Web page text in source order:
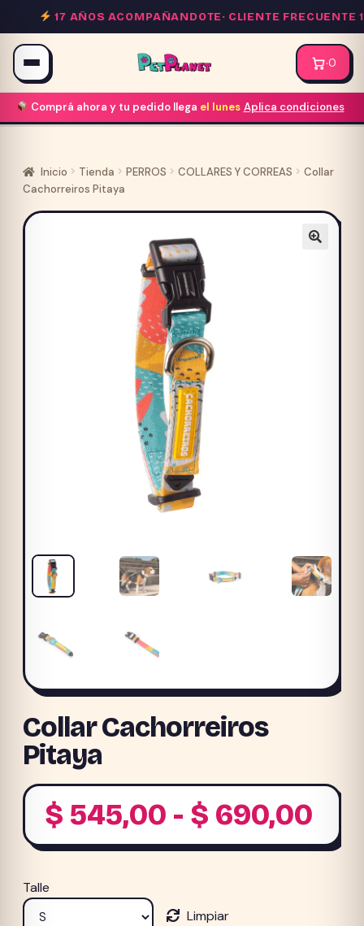
al
contenido
17 AÑOS ACOMPAÑANDOTE·CLIENTE FRECUENTE
·0
Comprá ahora y tu pedido llega el lunes Aplica condiciones
Inicio Tienda PERROS COLLARES Y CORREAS
Collar
Cachorreiros Pitaya
Collar Cachorreiros
Pitaya
$ 545,00 - $ 690,00
de
Talle
Limpiar